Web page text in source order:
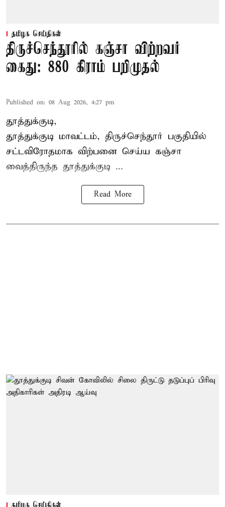
தமிழக செய்திகள்
திருச்செந்தூரில் கஞ்சா விற்றவர்
கைது: 880 கிராம் பறிமுதல்
Published on: 08 Aug 2026, 4:27 pm
தூத்துக்குடி,
தூத்துக்குடி மாவட்டம், திருச்செந்தூர் பகுதியில்
சட்டவிரோதமாக விற்பனை செய்ய கஞ்சா
வைத்திருந்த தூத்துக்குடி ...
Read More